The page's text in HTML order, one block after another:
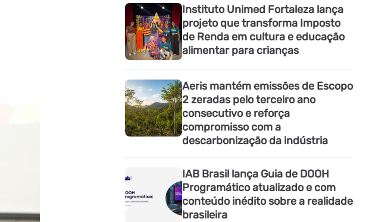
Instituto Unimed Fortaleza lança
projeto que transforma Imposto
de Renda em cultura e educação
alimentar para crianças
Aeris mantém emissões de Escopo
2 zeradas pelo terceiro ano
consecutivo e reforça
compromisso com a
descarbonização da indústria
IAB Brasil lança Guia de DOOH
Programático atualizado e com
conteúdo inédito sobre a realidade
brasileira